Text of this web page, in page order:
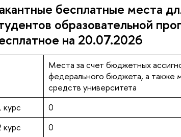
бесплатные места
образовательной
на 20.07.2026
Места за счет бюджетных
федерального бюджета, а также
средств университета
курс
0
курс
0